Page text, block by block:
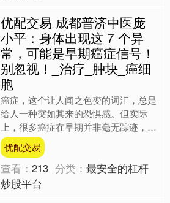
优配交易 成都普济中医庞
小平：身体出现这 7 个异
常，可能是早期癌症信号！
别忽视！_治疗_肿块_癌细
胞
癌症，这个让人闻之色变的词汇，总是
给人一种突如其来的恐惧感。但实际
上，很多癌症在早期并非毫无踪迹，身
体往往会发出一些异常信号，只是这些
信号容易被当作普通小毛病而....
优配交易
查看：213 分类：最安全的杠杆
炒股平台